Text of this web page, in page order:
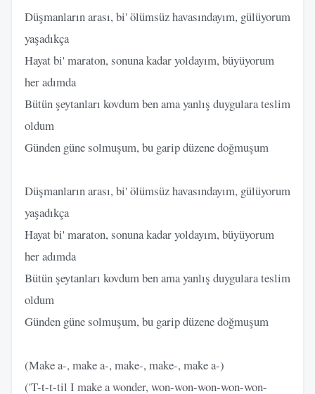
Düşmanların arası, bi' ölümsüz havasındayım, gülüyorum
yaşadıkça
Hayat bi' maraton, sonuna kadar yoldayım, büyüyorum
her adımda
Bütün şeytanları kovdum ben ama yanlış duygulara teslim
oldum
Günden güne solmuşum, bu garip düzene doğmuşum
Düşmanların arası, bi' ölümsüz havasındayım, gülüyorum
yaşadıkça
Hayat bi' maraton, sonuna kadar yoldayım, büyüyorum
her adımda
Bütün şeytanları kovdum ben ama yanlış duygulara teslim
oldum
Günden güne solmuşum, bu garip düzene doğmuşum
(Make a-, make a-, make-, make-, make a-)
('T-t-t-til I make a wonder, won-won-won-won-won-